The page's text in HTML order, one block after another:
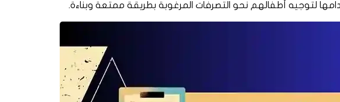
لتوجيه أطفالهم نحو التصرفات المرغوبة بطريقة ممتعة وبناءة.